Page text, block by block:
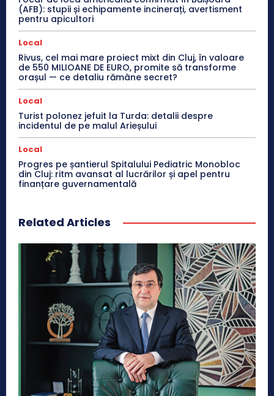
(AFB): stupii și echipamente incinerați, avertisment
pentru apicultori
Local
Rivus, cel mai mare proiect mixt din Cluj, în valoare
de 550 MILIOANE DE EURO, promite să transforme
orașul — ce detaliu rămâne secret?
Local
Turist polonez jefuit la Turda: detalii despre
incidentul de pe malul Arieșului
Local
Progres pe șantierul Spitalului Pediatric Monobloc
din Cluj: ritm avansat al lucrărilor și apel pentru
finanțare guvernamentală
Related Articles